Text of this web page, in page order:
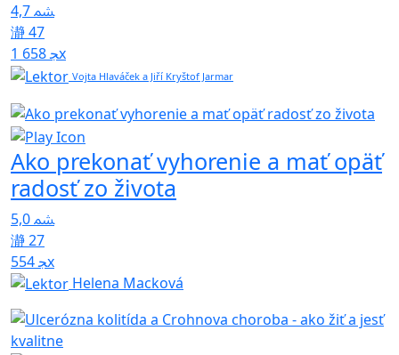
4,7
47
1 658x
Vojta Hlaváček a Jiří Kryštof Jarmar
Ako prekonať vyhorenie a mať opäť
radosť zo života
5,0
27
554x
Helena Macková